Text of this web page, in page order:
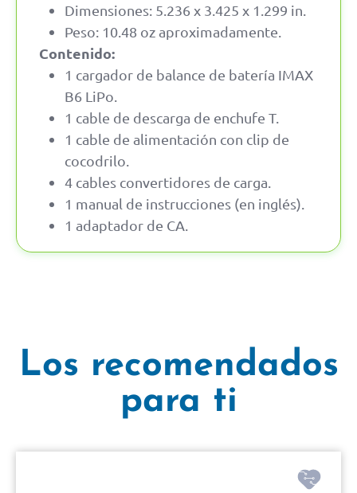
Dimensiones: 5.236 x 3.425 x 1.299 in.
Peso: 10.48 oz aproximadamente.
Contenido:
1 cargador de balance de batería IMAX
B6 LiPo.
1 cable de descarga de enchufe T.
1 cable de alimentación con clip de
cocodrilo.
4 cables convertidores de carga.
1 manual de instrucciones (en inglés).
1 adaptador de CA.
Los recomendados
para ti